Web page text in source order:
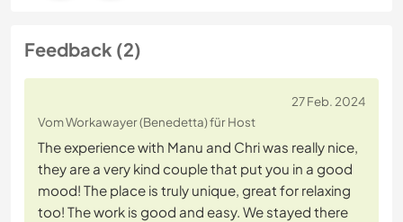
Feedback (2)
27 Feb. 2024
Vom Workawayer (Benedetta) für Host
The experience with Manu and Chri was really nice,
they are a very kind couple that put you in a good
mood! The place is truly unique, great for relaxing
too! The work is good and easy. We stayed there